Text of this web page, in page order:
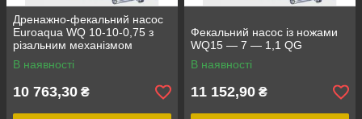
Дренажно-фекальний насос
Euroaqua WQ 10-10-0,75 з
різальним механізмом
В наявності
10 763,30 ₴
Фекальний насос із ножами
WQ15 — 7 — 1,1 QG
В наявності
11 152,90 ₴